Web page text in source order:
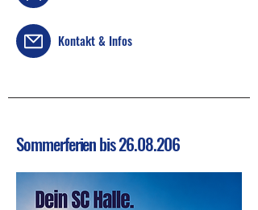
Kontakt & Infos
Sommerferien bis26.08.206